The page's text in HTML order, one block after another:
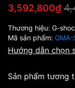
3,592,800₫
Thương hiệu: G-
Mã sản phẩm: GMA-
Hướng dẫn chọn
Sản phẩm tương